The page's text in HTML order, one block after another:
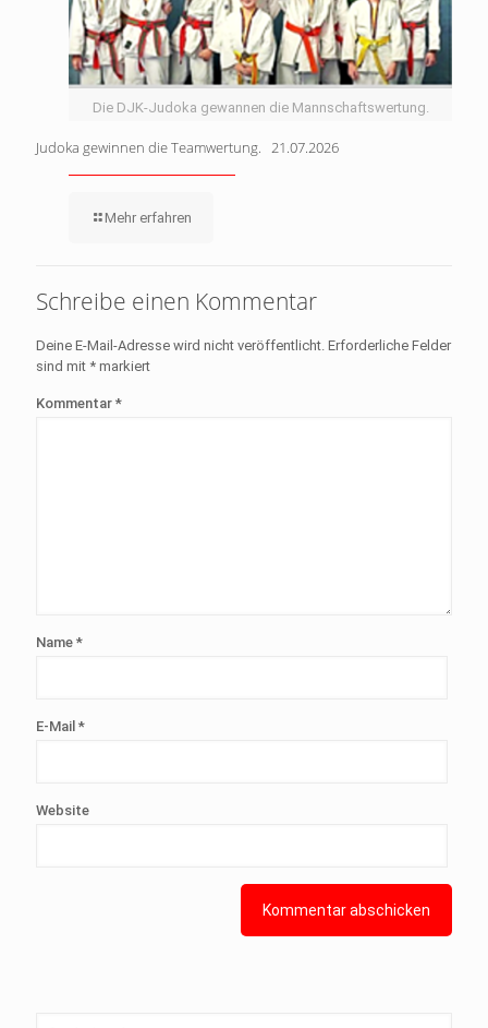
Die DJK-Judoka gewannen die Mannschaftswertung.
Judoka gewinnen die Teamwertung. 21.07.2026
Mehr erfahren
Schreibe einen Kommentar
Deine E-Mail-Adresse wird nicht veröffentlicht. Erforderliche Felder
sind mit * markiert
Kommentar *
Name *
E-Mail *
Website